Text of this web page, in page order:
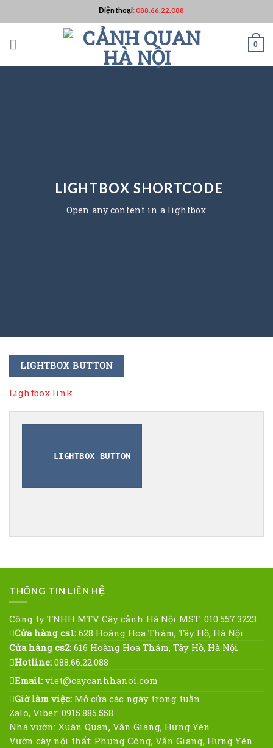
to
Điện thoại:088.66.22.088
0
LIGHTBOX SHORTCODE
Open any content in a lightbox
LIGHTBOX BUTTON
Lightbox link
LIGHTBOX BUTTON
THÔNG TIN LIÊN HỆ
Công ty TNHH MTV Cây cảnh Hà Nội MST: 010.557.3223
Cửa hàng cs1: 628 Hoàng Hoa Thám, Tây Hồ, Hà Nội
Cửa hàng cs2: 616 Hoàng Hoa Thám, Tây Hồ, Hà Nội
Hotline: 088.66.22.088
Email: viet@caycanhhanoi.com
Giờ làm việc: Mở cửa các ngày trong tuần
Zalo, Viber: 0915.885.558
Nhà vườn: Xuân Quan, Văn Giang, Hưng Yên
Vườn cây nội thất: Phụng Công, Văn Giang, Hưng Yên